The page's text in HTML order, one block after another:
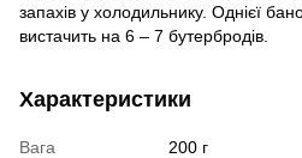
запахів у холодильнику. Однієї
вистачить на 6 – 7 бутербродів.
Характеристики
Вага
200 г